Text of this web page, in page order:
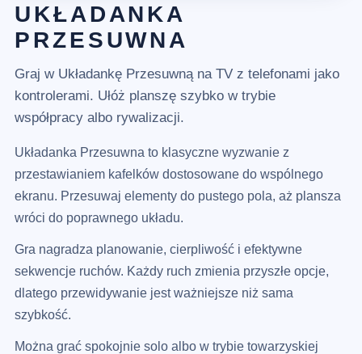
UKŁADANKA
PRZESUWNA
Graj w Układankę Przesuwną na TV z telefonami jako
kontrolerami. Ułóż planszę szybko w trybie
współpracy albo rywalizacji.
Układanka Przesuwna to klasyczne wyzwanie z
przestawianiem kafelków dostosowane do wspólnego
ekranu. Przesuwaj elementy do pustego pola, aż plansza
wróci do poprawnego układu.
Gra nagradza planowanie, cierpliwość i efektywne
sekwencje ruchów. Każdy ruch zmienia przyszłe opcje,
dlatego przewidywanie jest ważniejsze niż sama
szybkość.
Można grać spokojnie solo albo w trybie towarzyskiej